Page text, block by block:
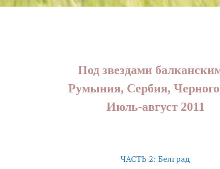
Под звездами
Румыния, Сербия,
Июль-август 2011
ЧАСТЬ 2: Белград